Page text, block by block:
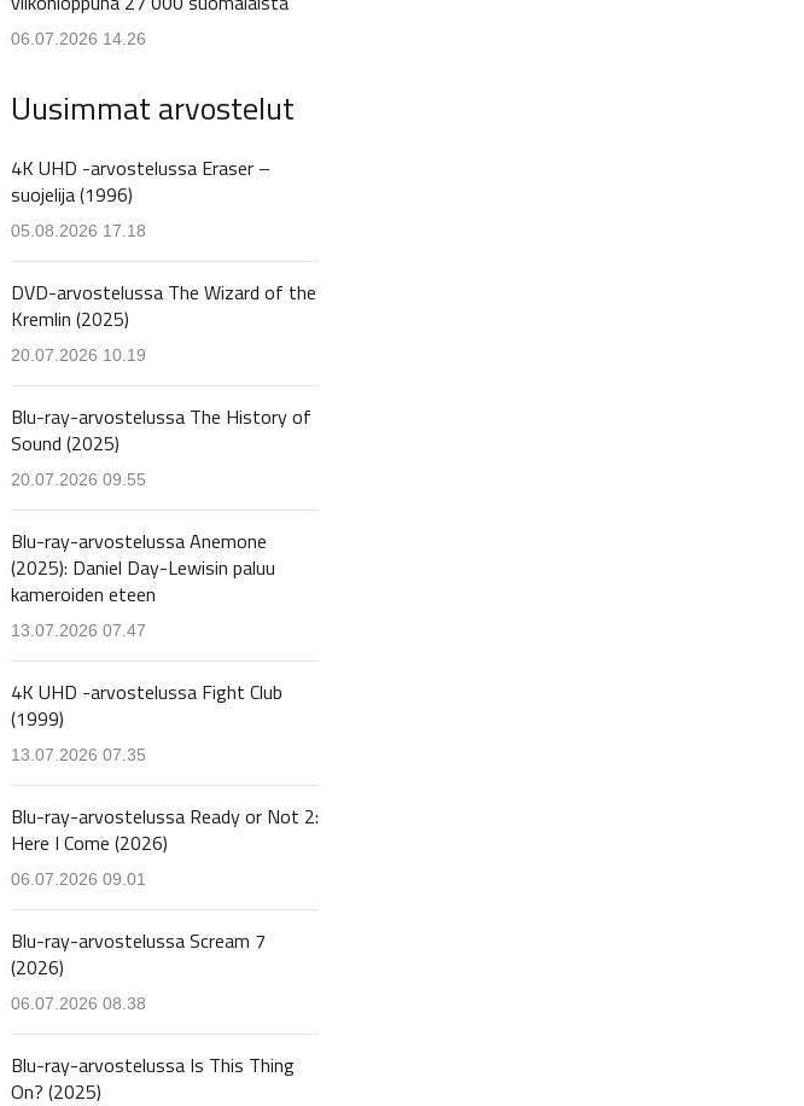
06.07.2026 14.26
Uusimmat arvostelut
4K UHD -arvostelussa Eraser –
suojelija (1996)
05.08.2026 17.18
DVD-arvostelussa The Wizard of the
Kremlin (2025)
20.07.2026 10.19
Blu-ray-arvostelussa The History of
Sound (2025)
20.07.2026 09.55
Blu-ray-arvostelussa Anemone
(2025): Daniel Day-Lewisin paluu
kameroiden eteen
13.07.2026 07.47
4K UHD -arvostelussa Fight Club
(1999)
13.07.2026 07.35
Blu-ray-arvostelussa Ready or Not 2:
Here I Come (2026)
06.07.2026 09.01
Blu-ray-arvostelussa Scream 7
(2026)
06.07.2026 08.38
Blu-ray-arvostelussa Is This Thing
On? (2025)